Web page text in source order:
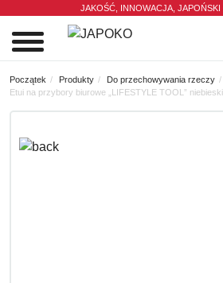
JAKOŚĆ, INNOWACJA, JAPOŃSKI
Początek Produkty
Do przechowywania rzeczy
Etui na przybory biurowe „LIFESTYLE TOOL”